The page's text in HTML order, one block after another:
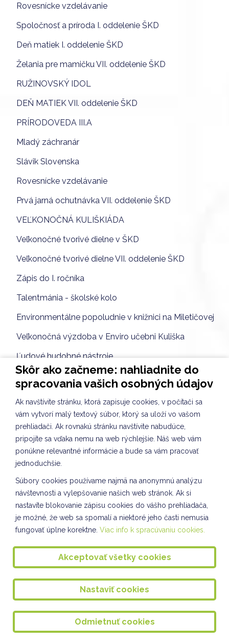
Rovesnícke vzdelávanie
Spoločnosť a príroda I. oddelenie ŠKD
Deň matiek I. oddelenie ŠKD
Želania pre mamičku VII. oddelenie ŠKD
RUŽINOVSKÝ IDOL
DEŇ MATIEK VII. oddelenie ŠKD
PRÍRODOVEDA III.A
Mladý záchranár
Slávik Slovenska
Rovesnícke vzdelávanie
Prvá jarná ochutnávka VII. oddelenie ŠKD
VEĽKONOČNÁ KULIŠKIÁDA
Veľkonočné tvorivé dielne v ŠKD
Veľkonočné tvorivé dielne VII. oddelenie ŠKD
Zápis do I. ročníka
Talentmánia - školské kolo
Environmentálne popoludnie v knižnici na Miletičovej
Veľkonočná výzdoba v Enviro učebni Kuliška
Ľudové hudobné nástroje
DEŇ VODY
Rozprávkový večer
SADENIE ČUČORIEDOK
Nová POHYBOVŇA MOVO
KULIŠKIÁDA - marec
Deň učiteľov - žiaci učia žiakov
Pozdravy pre učiteľov
Beseda s Danielom Hevierom
Týždeň ľudových zvykov a tradícií v ŠKD
Na slovíčko, pán Andersen!
Marec mesiac knihy v ŠKD
Starostlivosť o mobilnú záhradku I. oddelenie ŠKD
Skôr ako začneme: nahliadnite do
spracovania vašich osobných údajov
Ak navštívite stránku, ktorá zapisuje cookies, v počítači sa
vám vytvorí malý textový súbor, ktorý sa uloží vo vašom
prehliadači. Ak rovnakú stránku navštívite nabudúce,
pripojíte sa vďaka nemu na web rýchlejšie. Náš web vám
ponúkne relevantné informácie a bude sa vám pracovať
jednoduchšie.
Súbory cookies používame najmä na anonymnú analýzu
návštevnosti a vylepšovanie našich web stránok. Ak si
nastavíte blokovanie zápisu cookies do vášho prehliadača,
je možné, že web sa spomalí a niektoré jeho časti nemusia
fungovať úplne korektne. Viac info k spracúvaniu cookies.
Akceptovať všetky cookies
Nastaviť cookies
Odmietnuť cookies